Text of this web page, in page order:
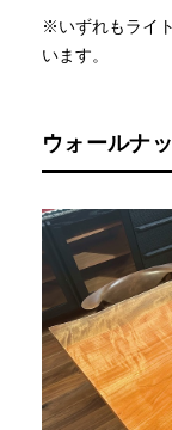
※いずれもライ
います。
ウォールナ